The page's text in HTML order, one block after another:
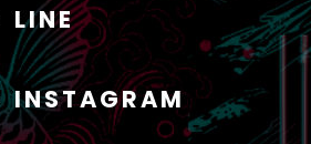
LINE
INSTAGRAM